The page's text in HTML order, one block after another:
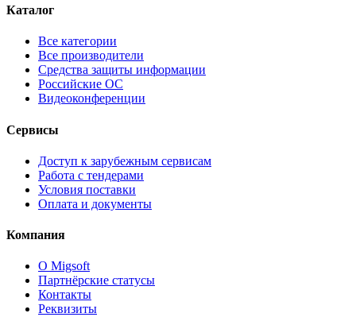
Каталог
Все категории
Все производители
Средства защиты информации
Российские ОС
Видеоконференции
Сервисы
Доступ к зарубежным сервисам
Работа с тендерами
Условия поставки
Оплата и документы
Компания
О Migsoft
Партнёрские статусы
Контакты
Реквизиты